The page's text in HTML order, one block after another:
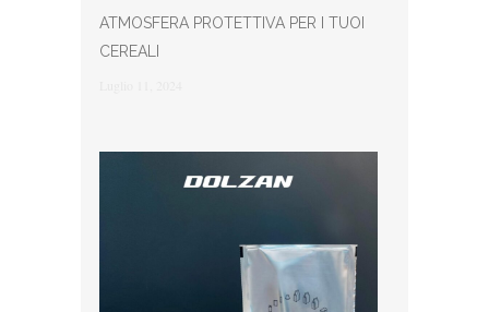
ATMOSFERA PROTETTIVA PER I TUOI
CEREALI